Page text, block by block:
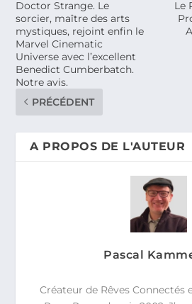
Doctor Strange. Le
sorcier, maître des arts
mystiques, rejoint enfin le
Marvel Cinematic
Universe avec l’excellent
Benedict Cumberbatch.
Notre avis.
PRÉCÉDENT
Le
A PROPOS DE L'AUTEUR
Pascal
Créateur de Rêves Connectés